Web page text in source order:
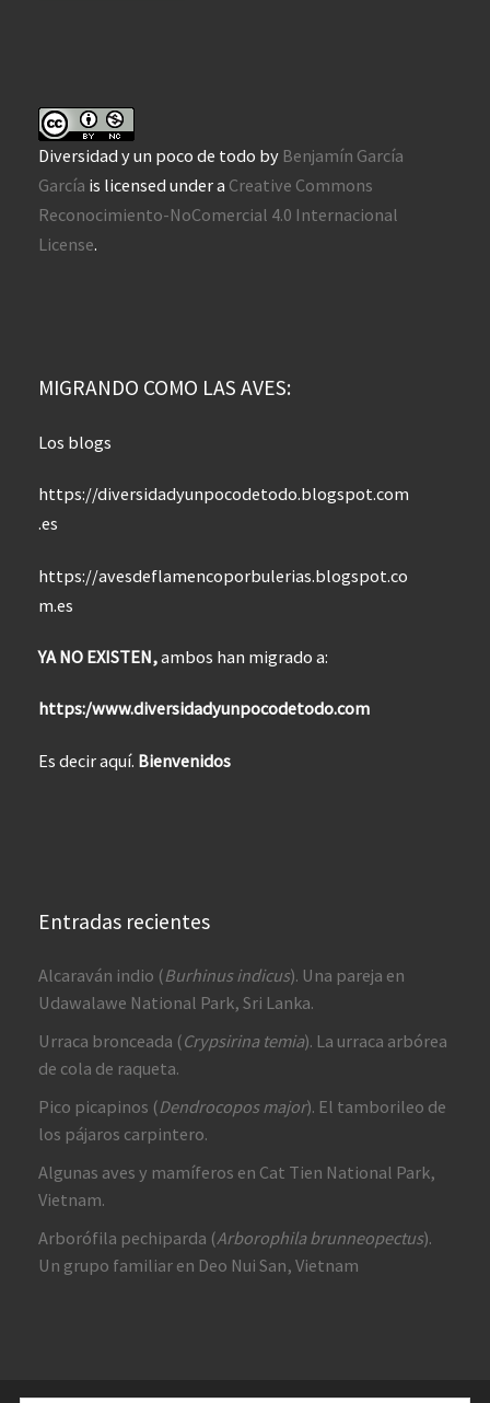
Diversidad y un poco de todo by Benjamín García
García is licensed under a Creative Commons
Reconocimiento-NoComercial 4.0 Internacional
License.
MIGRANDO COMO LAS AVES:
Los blogs
https://diversidadyunpocodetodo.blogspot.com
.es
https://avesdeflamencoporbulerias.blogspot.co
m.es
YA NO EXISTEN,ambos han migrado a:
https:/www.diversidadyunpocodetodo.com
Es decir aquí. Bienvenidos
Entradas recientes
Alcaraván indio (Burhinus indicus). Una pareja en
Udawalawe National Park, Sri Lanka.
Urraca bronceada (Crypsirina temia). La urraca arbórea
de cola de raqueta.
Pico picapinos (Dendrocopos major). El tamborileo de
los pájaros carpintero.
Algunas aves y mamíferos en Cat Tien National Park,
Vietnam.
Arborófila pechiparda (Arborophila brunneopectus).
Un grupo familiar en Deo Nui San, Vietnam